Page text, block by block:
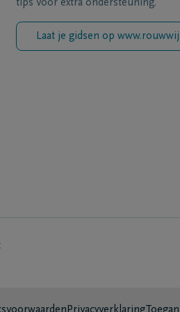
tips voor extra ondersteuning.
Laat je gidsen op